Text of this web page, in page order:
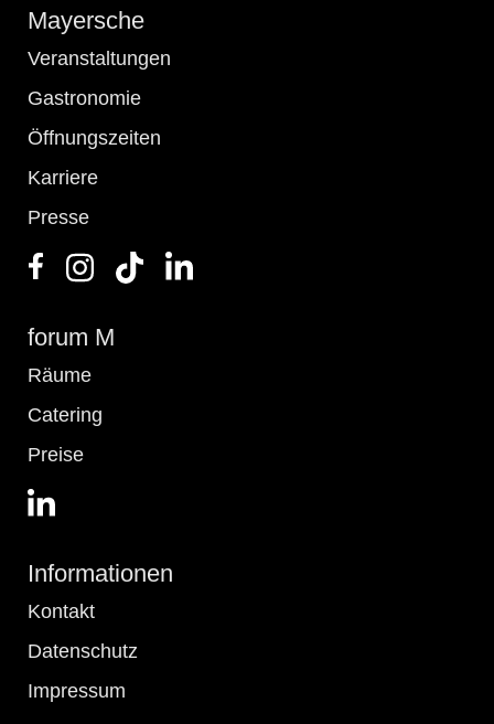
Mayersche
Veranstaltungen
Gastronomie
Öffnungszeiten
Karriere
Presse
forum M
Räume
Catering
Preise
Informationen
Kontakt
Datenschutz
Impressum